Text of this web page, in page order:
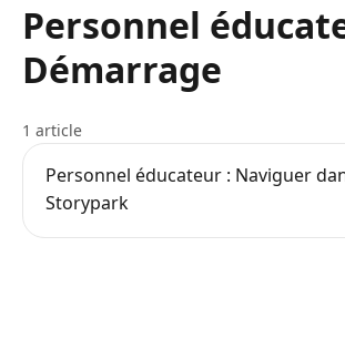
Personnel
Démarrage
1 article
Personnel éducateur : Naviguer
Storypark